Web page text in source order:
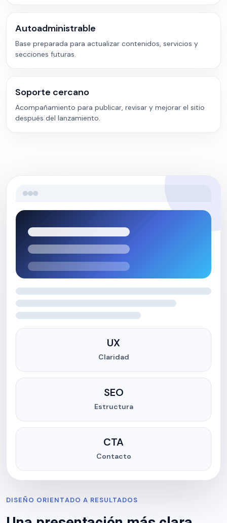
Autoadministrable
Base preparada para actualizar contenidos, servicios y
secciones futuras.
Soporte cercano
Acompañamiento para publicar, revisar y mejorar el sitio
después del lanzamiento.
UX
Claridad
SEO
Estructura
CTA
Contacto
DISEÑO ORIENTADO A RESULTADOS